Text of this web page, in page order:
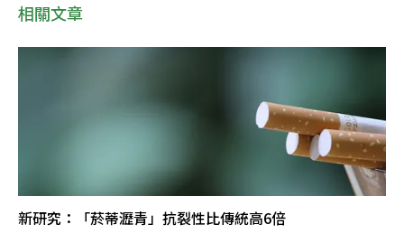
相關文章
新研究：「菸蒂瀝青」抗裂性比傳統高6倍